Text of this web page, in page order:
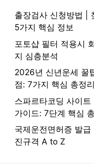
출장검사 신청방법 |
5가지 핵심 정보
포토샵 필터 적용시
지 심층분석
2026년 신년운세 꿀
점: 7가지 핵심 총정리
스파르타코딩 사이
가이드: 7단계 핵심
국제운전면허증 발
진규격 A to Z